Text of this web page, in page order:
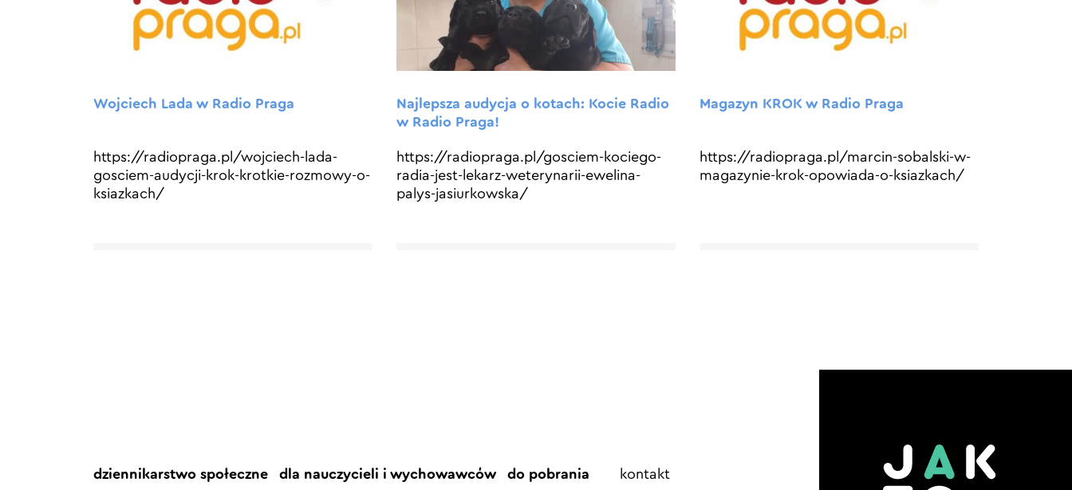
Wojciech Lada w Radio Praga
https://radiopraga.pl/wojciech-lada-
gosciem-audycji-krok-krotkie-rozmowy-o-
ksiazkach/
Najlepsza audycja o kotach: Kocie Radio
w Radio Praga!
https://radiopraga.pl/gosciem-kociego-
radia-jest-lekarz-weterynarii-ewelina-
palys-jasiurkowska/
Magazyn KROK w Radio Praga
https://radiopraga.pl/marcin-sobalski-w-
magazynie-krok-opowiada-o-ksiazkach/
dziennikarstwo społeczne dla nauczycieli i wychowawców do pobrania
Element
kontakt